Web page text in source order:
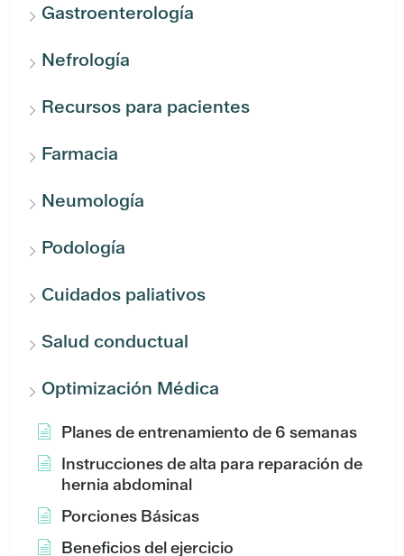
Gastroenterología
Nefrología
Recursos para pacientes
Farmacia
Neumología
Podología
Cuidados paliativos
Salud conductual
Optimización Médica
Planes de entrenamiento de 6 semanas
Instrucciones de alta para reparación de
hernia abdominal
Porciones Básicas
Beneficios del ejercicio